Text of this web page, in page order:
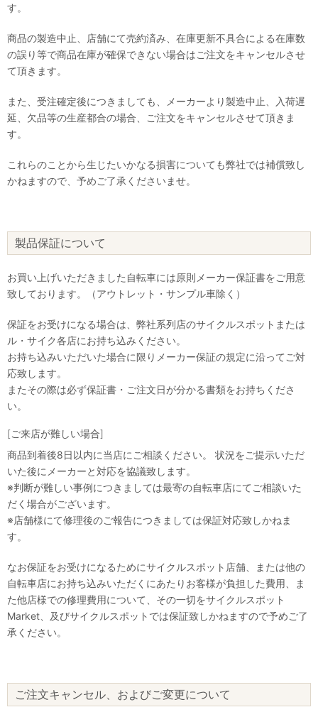
す。
商品の製造中止、店舗にて売約済み、在庫更新不具合による在庫数
の誤り等で商品在庫が確保できない場合はご注文をキャンセルさせ
て頂きます。
また、受注確定後につきましても、メーカーより製造中止、入荷遅
延、欠品等の生産都合の場合、ご注文をキャンセルさせて頂きま
す。
これらのことから生じたいかなる損害についても弊社では補償致し
かねますので、予めご了承くださいませ。
製品保証について
お買い上げいただきました自転車には原則メーカー保証書をご用意
致しております。（アウトレット・サンプル車除く）
保証をお受けになる場合は、弊社系列店のサイクルスポットまたは
ル・サイク各店にお持ち込みください。
お持ち込みいただいた場合に限りメーカー保証の規定に沿ってご対
応致します。
またその際は必ず保証書・ご注文日が分かる書類をお持ちくださ
い。
[ご来店が難しい場合]
商品到着後8日以内に当店にご相談ください。 状況をご提示いただ
いた後にメーカーと対応を協議致します。
※判断が難しい事例につきましては最寄の自転車店にてご相談いた
だく場合がございます。
※店舗様にて修理後のご報告につきましては保証対応致しかねま
す。
なお保証をお受けになるためにサイクルスポット店舗、または他の
自転車店にお持ち込みいただくにあたりお客様が負担した費用、ま
た他店様での修理費用について、その一切をサイクルスポット
Market、及びサイクルスポットでは保証致しかねますので予めご了
承ください。
ご注文キャンセル、およびご変更について